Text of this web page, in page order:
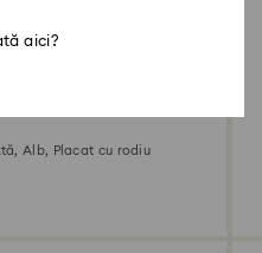
Alb, Placat cu rodiu
aici?